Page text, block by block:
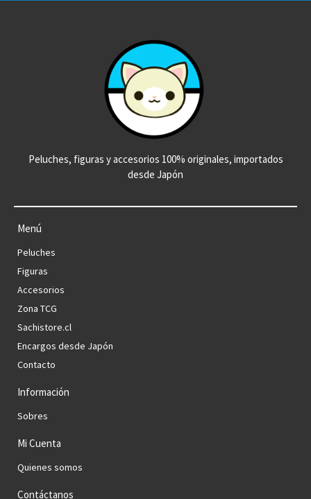
Peluches, figuras y accesorios 100% originales, importados
desde Japón
Menú
Peluches
Figuras
Accesorios
Zona TCG
Sachistore.cl
Encargos desde Japón
Contacto
Información
Sobres
Mi Cuenta
Quienes somos
Contáctanos